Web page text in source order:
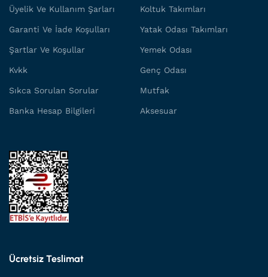
Üyelik Ve Kullanım Şarları
Garanti Ve İade Koşulları
Şartlar Ve Koşullar
Kvkk
Sıkca Sorulan Sorular
Banka Hesap Bilgileri
Koltuk Takımları
Yatak Odası Takımları
Yemek Odası
Genç Odası
Mutfak
Aksesuar
Ücretsiz Teslimat